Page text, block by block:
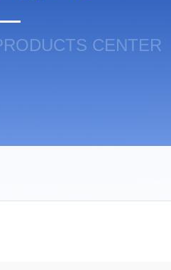
CENTER